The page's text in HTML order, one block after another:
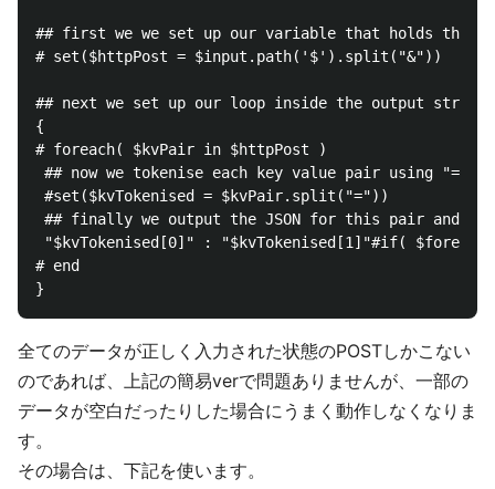
## first we we set up our variable that holds the
# set($httpPost = $input.path('$').split("&"))
## next we set up our loop inside the output
{
# foreach( $kvPair in $httpPost )
## now we tokenise each key value pair using "="
#set($kvTokenised = $kvPair.split("="))
## finally we output the JSON for this pair
"$kvTokenised[0]" : "$kvTokenised[1]"#if(
# end
全てのデータが正しく入力された状態のPOSTしかこない
のであれば、上記の簡易verで問題ありませんが、一部の
データが空白だったりした場合にうまく動作しなくなりま
す。
その場合は、下記を使います。